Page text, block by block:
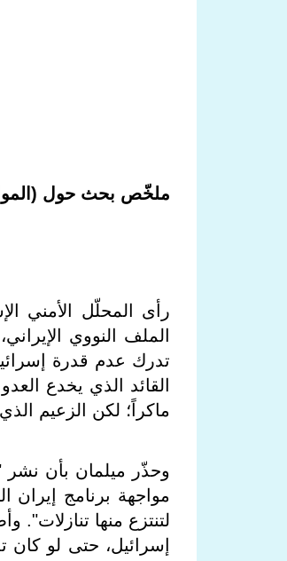
ملخّص بحث حول
رأى المحلّل الأمني
الملف النووي
تدرك عدم قدرة
القائد الذي يخدع
ماكراً؛ لكن الزعيم
وحذّر ميلمان بأن نشر
مواجهة برنامج إيران
لتنتزع منها
إسرائيل، حتى لو كان